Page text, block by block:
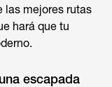
las mejores rutas
hará que tu
escapada